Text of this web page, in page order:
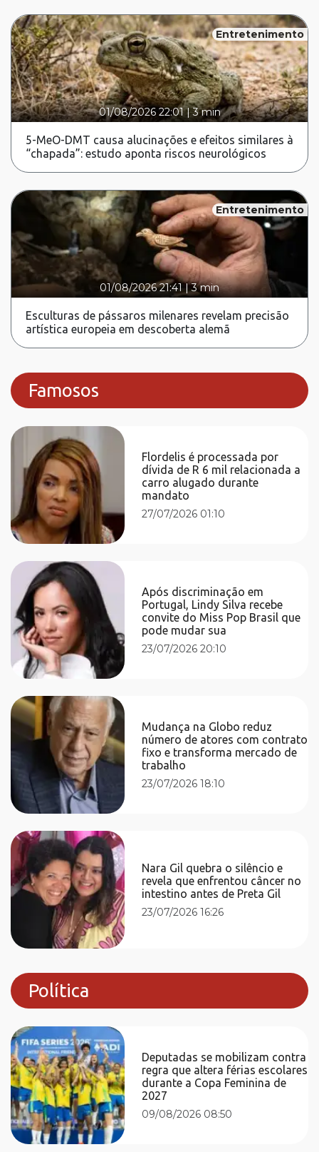
Entretenimento
01/08/2026 22:01|3 min
5-MeO-DMT causa alucinações e efeitos similares à
“chapada”: estudo aponta riscos neurológicos
Entretenimento
01/08/2026 21:41 |3 min
Esculturas de pássaros milenares revelam precisão
artística europeia em descoberta alemã
Famosos
Flordelis é processada por
dívida de R 6 mil relacionada a
carro alugado durante
mandato
27/07/2026 01:10
Após discriminação em
Portugal, Lindy Silva recebe
convite do Miss Pop Brasil que
pode mudar sua
23/07/2026 20:10
Mudança na Globo reduz
número de atores com contrato
fixo e transforma mercado de
trabalho
23/07/2026 18:10
Nara Gil quebra o silêncio e
revela que enfrentou câncer no
intestino antes de Preta Gil
23/07/2026 16:26
Política
Deputadas se mobilizam contra
regra que altera férias escolares
durante a Copa Feminina de
2027
09/08/2026 08:50